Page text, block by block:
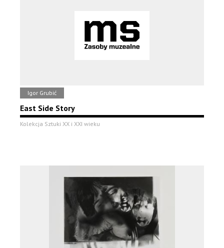
Igor Grubić
East Side Story
Kolekcja Sztuki XX i XXI wieku